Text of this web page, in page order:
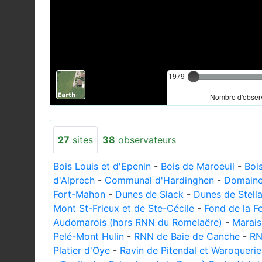
1979
Nombre
27 sites 38 observateurs
Bois Louis et d'Epenin - Bois de Maroeuil -
d'Alprech - Communal d'Hardinghen -
Fort-Mahon - Dunes de Slack - Dunes de
Mont St-Frieux et de Ste-Cécile - Fond de la
Audomarois (hors RNN du Romelaëre) -
Pelé-Mont Hulin - RNN de Baie de Canche -
Platier d'Oye - Ravin de Pitendal et Waroquerie